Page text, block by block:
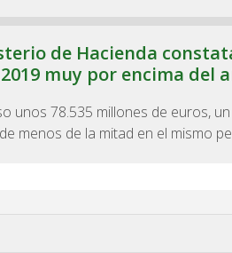
de Hacienda
muy por encima del
unos 78.535 millones de euros,
menos de la mitad en el mismo